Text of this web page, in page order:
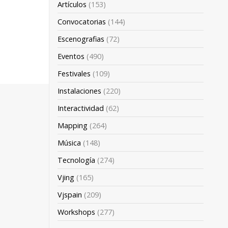
Artículos (153)
Convocatorias (144)
Escenografias (72)
Eventos (490)
Festivales (109)
Instalaciones (220)
Interactividad (62)
Mapping (264)
Música (148)
Tecnología (274)
Vjing (165)
Vjspain (209)
Workshops (277)